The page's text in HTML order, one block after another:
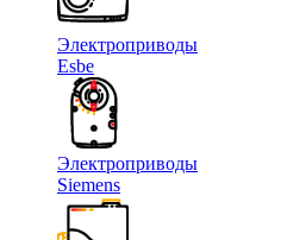
Электроприводы
Esbe
Электроприводы
Siemens